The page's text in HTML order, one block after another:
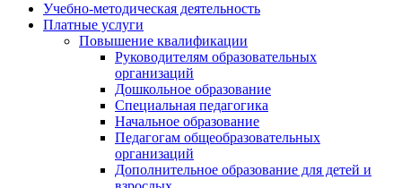
Учебно-методическая деятельность
Платные услуги
Повышение квалификации
Руководителям образовательных
организаций
Дошкольное образование
Специальная педагогика
Начальное образование
Педагогам общеобразовательных
организаций
Дополнительное образование для детей и